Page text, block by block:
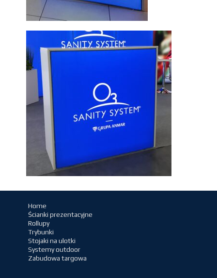
Home
Ścianki prezentacyjne
Rollupy
Trybunki
Stojaki na ulotki
Systemy outdoor
Zabudowa targowa